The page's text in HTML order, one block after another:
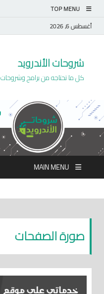
TOP MENU
أغسطس 6, 2026
شروحات الأندرويد
كل ما تحتاجه من برامج وشروحات
MAIN MENU
صورة الصفحات